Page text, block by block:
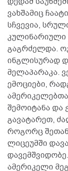
ვახშამიც
სჩვევია,
კულინარიული
გაგრძელდა.
ინგლისურად
მელაპარაკა.
ემოციები,
შემოიტანა და
გავატარეთ,
როგორც
ლიცეუმში
ამერიკელი